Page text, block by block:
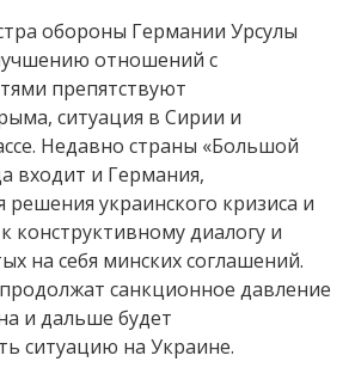
обороны Германии Урсулы
отношений с
препятствуют
ситуация в Сирии и
Недавно страны «Большой
входит и Германия,
решения украинского кризиса и
конструктивному диалогу и
на себя минских соглашений.
санкционное давление
и дальше будет
ситуацию на Украине.